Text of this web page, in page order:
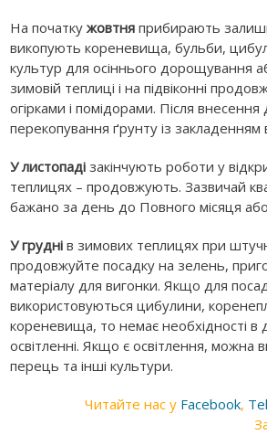
На початкужовтня прибирають
викопують кореневища, бульби,
культур для осіннього дорощування
зимовій теплиці і на підвіконні
огірками і помідорами. Після
перекопування ґрунту із
У листопаді закінчують роботи у
теплицях – продовжують. Зазвичай
бажано за день до Повного місяця
У грудні в зимових теплицях при
продовжуйте посадку на зелень,
матеріалу для вигонки. Якщо для
використовуються цибулини,
кореневища, то немає необхідності в
освітленні. Якщо є освітлення, можна
перець та інші культури.
Читайте нас у Facebook,